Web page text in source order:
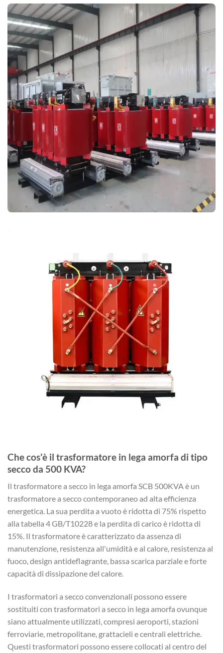
Che cos'è il trasformatore in lega amorfa di tipo
secco da 500 KVA?
Il trasformatore a secco in lega amorfa SCB 500KVA è un
trasformatore a secco contemporaneo ad alta efficienza
energetica. La sua perdita a vuoto è ridotta di 75% rispetto
alla tabella 4 GB/T10228 e la perdita di carico è ridotta di
15%. Il trasformatore è caratterizzato da assenza di
manutenzione, resistenza all'umidità e al calore, resistenza al
fuoco, design antideflagrante, bassa scarica parziale e forte
capacità di dissipazione del calore.
I trasformatori a secco convenzionali possono essere
sostituiti con trasformatori a secco in lega amorfa ovunque
siano attualmente utilizzati, compresi aeroporti, stazioni
ferroviarie, metropolitane, grattacieli e centrali elettriche.
Questi trasformatori possono essere collocati al centro del